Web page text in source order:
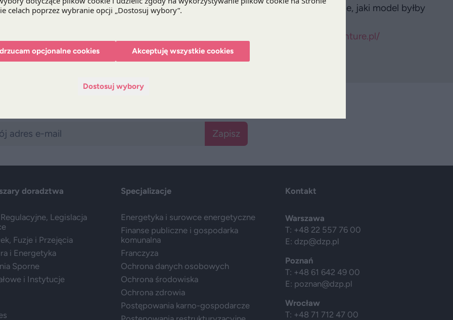
Europejskiej i na świecie. Prelegenci postarają się odpowiedzieć m.in. na pytanie, jaki model byłby
http://www.adventure.pl/
Zapisz
doradztwa
Legislacja
Fuzje i Przejęcia
i Energetyka
Sporne
i Instytucje
Specjalizacje
Energetyka i surowce energetyczne
Finanse publiczne i gospodarka
komunalna
Franczyza
Ochrona danych osobowych
Ochrona środowiska
Ochrona zdrowia
Postępowania karno-gospodarcze
Kontakt
Warszawa
T: +48 22 557 76 00
E: dzp@dzp.pl
Poznań
T: +48 61 642 49 00
E: poznan@dzp.pl
Wrocław
T: +48 71 712 47 00
opcjonalne cookies Akceptuję wszystkie cookies
Dostosuj wybory